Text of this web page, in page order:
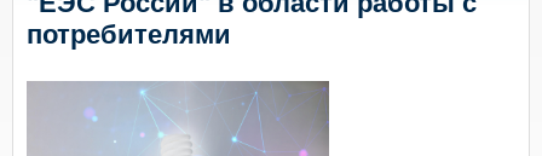
потребителями